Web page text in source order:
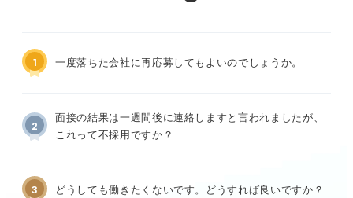
1 一度落ちた会社に再応募してもよいのでしょうか。
2
面接の結果は一週間後に連絡しますと言われましたが、
これって不採用ですか？
3 どうしても働きたくないです。どうすれば良いですか？